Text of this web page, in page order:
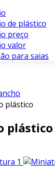
de plástico
preço
valor
para saias
plástico
plástico